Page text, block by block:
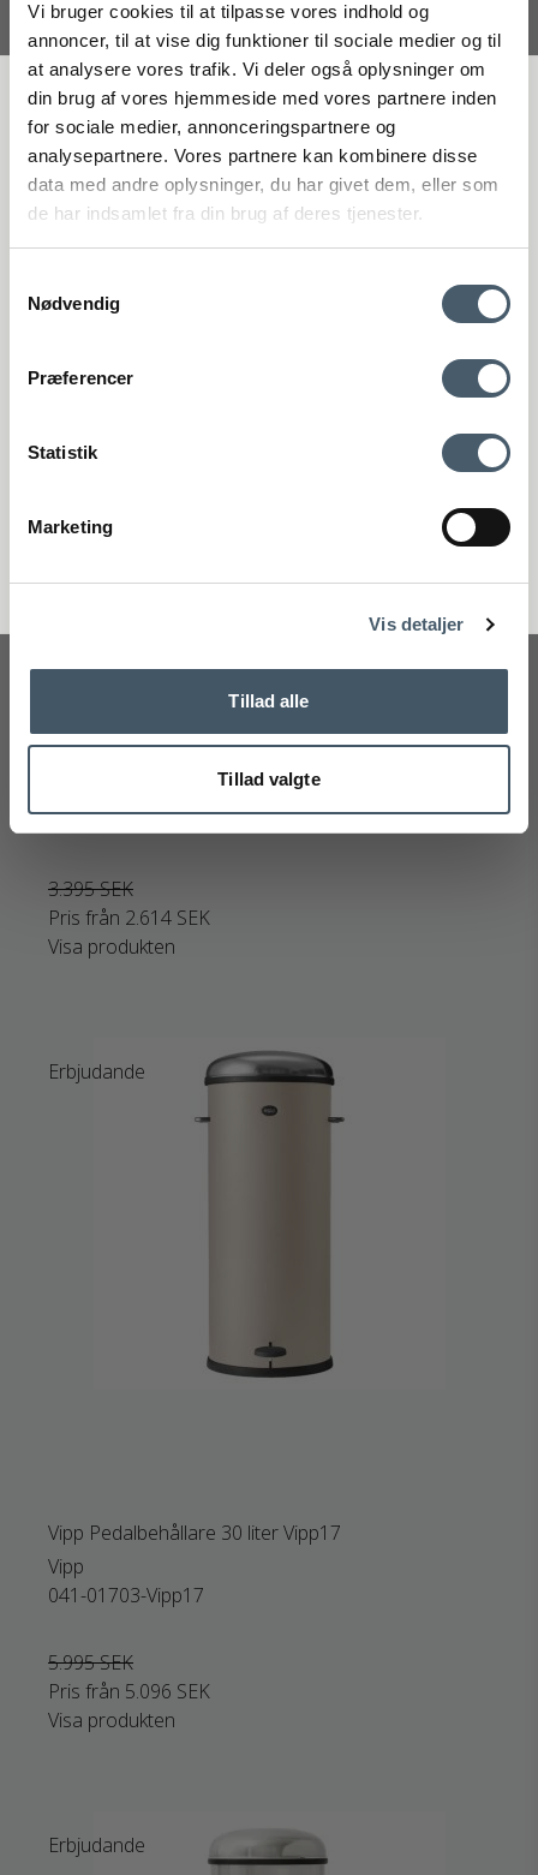
Vi bruger cookies til at tilpasse vores indhold og
annoncer, til at vise dig funktioner til sociale medier og til
at analysere vores trafik. Vi deler også oplysninger om
din brug af vores hjemmeside med vores partnere inden
for sociale medier, annonceringspartnere og
analysepartnere. Vores partnere kan kombinere disse
data med andre oplysninger, du har givet dem, eller som
de har indsamlet fra din brug af deres tjenester.
Nødvendig
Præferencer
Statistik
Marketing
Vis detaljer
Tillad alle
Tillad valgte
Vipp
041-01304-Vipp13
2.995 SEK
Pris från 2.396 SEK
Visa produkten
Erbjudande
041-01403-Vipp14
3.395 SEK
Pris från 2.614 SEK
Visa produkten
Erbjudande
Vipp Pedalbehållare 30 liter Vipp17
Vipp
041-01703-Vipp17
5.995 SEK
Pris från 5.096 SEK
Visa produkten
Erbjudande
FÅ 20 % RABATT
Få 20 % rabatt genom att prenumerera på vårt nyhetsbrev. *Din rabatt
kan inte användas på redan nedsatta varor eller produkter från
Rocket.
Genom att anmäla dig till vårt nyhetsbrev godkänner du att få vårt
Nej tack